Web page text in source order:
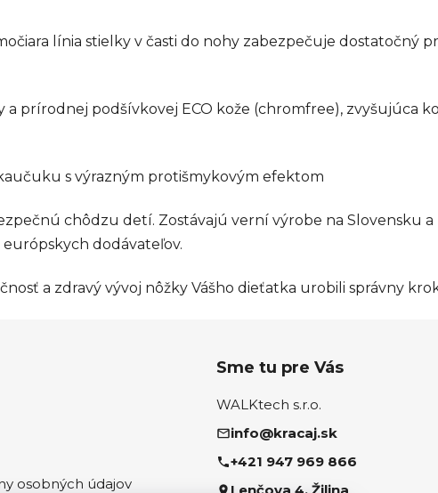
línia stielky v časti do nohy zabezpečuje dostatočný
prírodnej podšívkovej ECO kože (chromfree), zvyšujúca
s výrazným protišmykovým efektom
chôdzu detí. Zostávajú verní výrobe na Slovensku a
dodávateľov.
a zdravý vývoj nôžky Vášho dieťatka urobili správny
osobných údajov
Sme tu pre Vás
WALKtech s.r.o.
info@kracaj.sk
+421 947 969 866